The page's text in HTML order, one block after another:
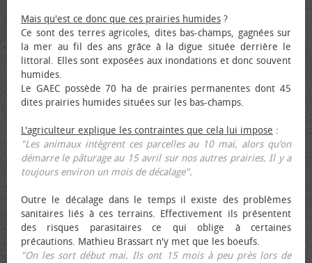
Mais qu'est ce donc que ces prairies humides ?
Ce sont des terres agricoles, dites bas-champs, gagnées sur
la mer au fil des ans grâce à la digue située derrière le
littoral. Elles sont exposées aux inondations et donc souvent
humides.
Le GAEC possède 70 ha de prairies permanentes dont 45
dites prairies humides situées sur les bas-champs.
L'agriculteur explique les contraintes que cela lui impose :
"Les animaux intègrent ces parcelles au 10 mai, alors qu’on
démarre le pâturage au 15 avril sur nos autres prairies. Il y a
toujours environ un mois de décalage".
Outre le décalage dans le temps il existe des problèmes
sanitaires liés à ces terrains. Effectivement ils présentent
des risques parasitaires ce qui oblige à certaines
précautions. Mathieu Brassart n'y met que les bœufs.
"On les sort début mai. Ils ont 15 mois à peu près lors de